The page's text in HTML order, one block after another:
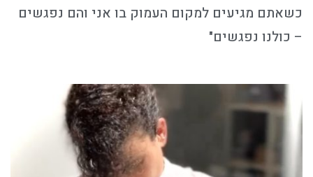
כשאתם מגיעים למקום העמוק בו אני והם נפגשים
– כולנו נפגשים"